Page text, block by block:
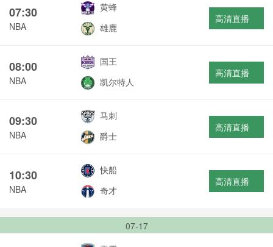
07:30
NBA
黄蜂
雄鹿
高清直播
08:00
NBA
国王
凯尔特人
高清直播
09:30
NBA
马刺
爵士
高清直播
10:30
NBA
快船
奇才
高清直播
07-17